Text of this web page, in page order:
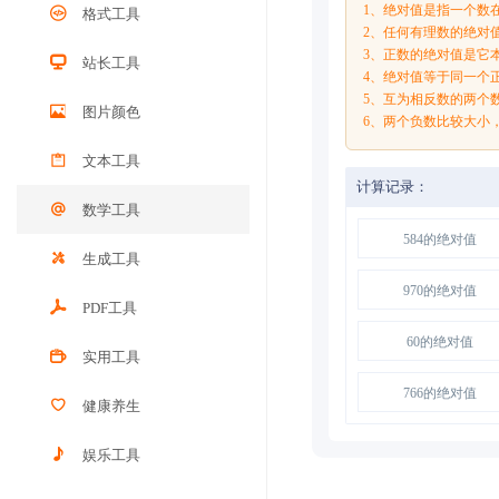
格式工具
站长工具
图片颜色
文本工具
数学工具
生成工具
PDF工具
实用工具
健康养生
娱乐工具
1、绝对值是指一个数
2、任何有理数的绝对
3、正数的绝对值是它
4、绝对值等于同一个
5、互为相反数的两个
6、两个负数比较大小
计算记录：
584的绝对值
970的绝对值
60的绝对值
766的绝对值